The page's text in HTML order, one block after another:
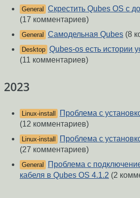
General Скрестить Qubes OS с
(17 комментариев)
General Самодельная Qubes (8
Desktop Qubes-os есть истории
(11 комментариев)
2023
Linux-install
Проблема с
(12 комментариев)
Linux-install
Проблема с
(27 комментариев)
General
Проблема с
кабеля в Qubes OS 4.1.2 (2